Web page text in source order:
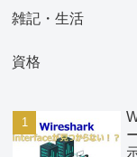
雑記・生活
資格